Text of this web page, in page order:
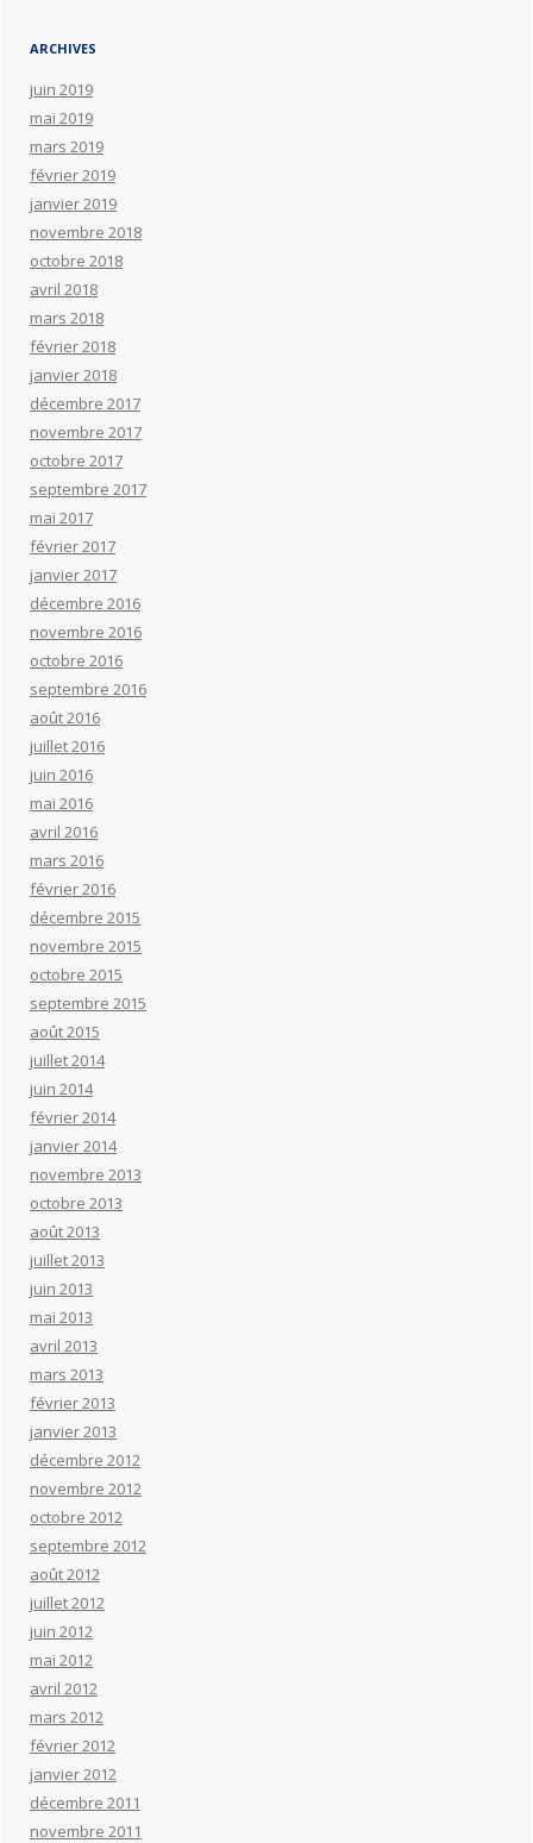
ARCHIVES
juin 2019
mai 2019
mars 2019
février 2019
janvier 2019
novembre 2018
octobre 2018
avril 2018
mars 2018
février 2018
janvier 2018
décembre 2017
novembre 2017
octobre 2017
septembre 2017
mai 2017
février 2017
janvier 2017
décembre 2016
novembre 2016
octobre 2016
septembre 2016
août 2016
juillet 2016
juin 2016
mai 2016
avril 2016
mars 2016
février 2016
décembre 2015
novembre 2015
octobre 2015
septembre 2015
août 2015
juillet 2014
juin 2014
février 2014
janvier 2014
novembre 2013
octobre 2013
août 2013
juillet 2013
juin 2013
mai 2013
avril 2013
mars 2013
février 2013
janvier 2013
décembre 2012
novembre 2012
octobre 2012
septembre 2012
août 2012
juillet 2012
juin 2012
mai 2012
avril 2012
mars 2012
février 2012
janvier 2012
décembre 2011
novembre 2011